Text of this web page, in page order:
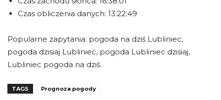
Czas obliczenia danych: 13:22:49
Popularne zapytania: pogoda na dziś Lubliniec,
pogoda dzisiaj Lubliniec, pogoda Lubliniec dzisiaj,
Lubliniec pogoda na dziś.
TAGS Prognoza pogody